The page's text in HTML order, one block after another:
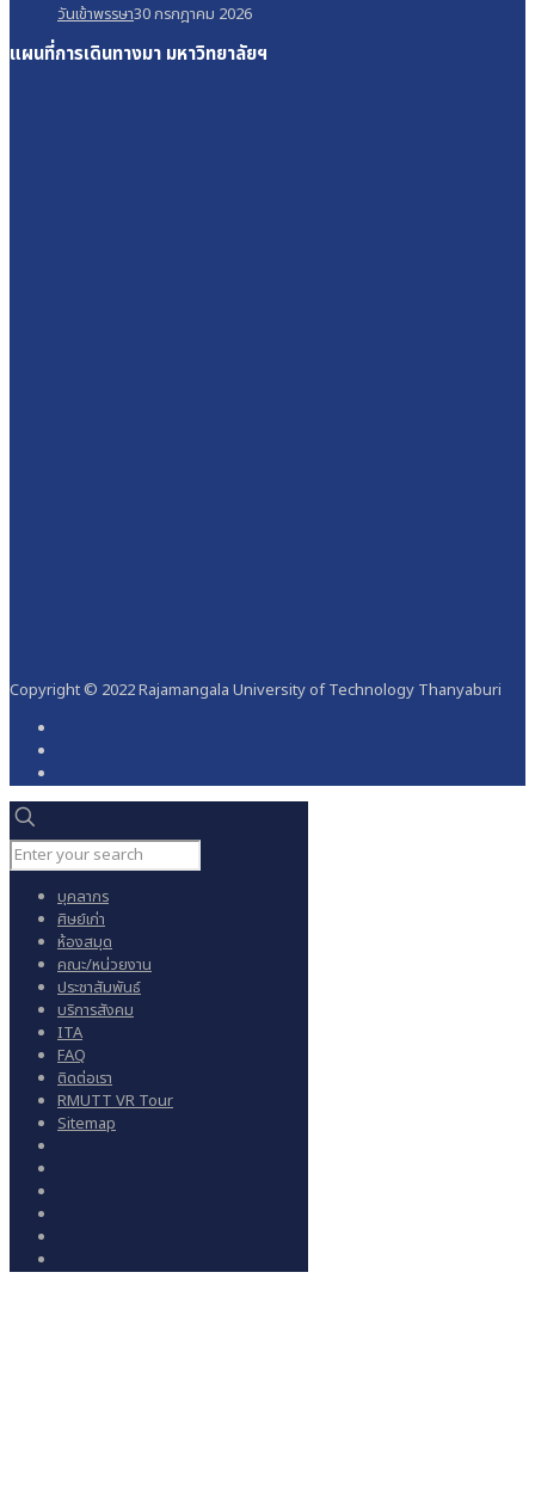
วันเข้าพรรษา30 กรกฎาคม 2026
แผนที่การเดินทางมา มหาวิทยาลัยฯ
Copyright © 2022 Rajamangala University of Technology Thanyaburi
บุคลากร
ศิษย์เก่า
ห้องสมุด
คณะ/หน่วยงาน
ประชาสัมพันธ์
บริการสังคม
ITA
FAQ
ติดต่อเรา
RMUTT VR Tour
Sitemap